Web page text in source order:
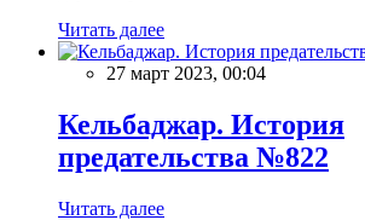
Читать далее
27 март 2023, 00:04
Кельбаджар. История
предательства №822
Читать далее